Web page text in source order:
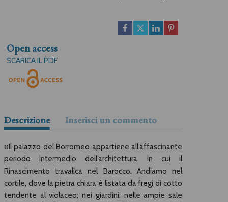
Open access
SCARICA IL PDF
Descrizione Inserisci un commento
«Il palazzo del Borromeo appartiene all’affascinante
periodo intermedio dell’architettura, in cui il
Rinascimento travalica nel Barocco. Andiamo nel
cortile, dove la pietra chiara è listata da fregi di cotto
tendente al violaceo; nei giardini; nelle ampie sale